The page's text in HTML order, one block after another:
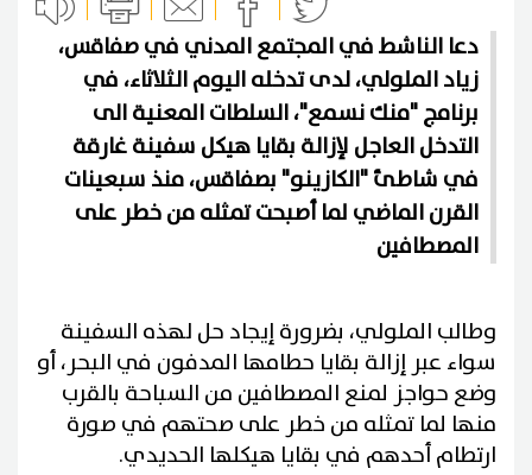
دعا الناشط في المجتمع المدني في صفاقس،
زياد الملولي، لدى تدخله اليوم الثلاثاء، في
برنامج "منك نسمع"، السلطات المعنية الى
التدخل العاجل لإزالة بقايا هيكل سفينة غارقة
في شاطئ "الكازينو" بصفاقس، منذ سبعينات
القرن الماضي لما أصبحت تمثله من خطر على
المصطافين
وطالب الملولي، بضرورة إيجاد حل لهذه السفينة
سواء عبر إزالة بقايا حطامها المدفون في البحر، أو
وضع حواجز لمنع المصطافين من السباحة بالقرب
منها لما تمثله من خطر على صحتهم في صورة
ارتطام أحدهم في بقايا هيكلها الحديدي.